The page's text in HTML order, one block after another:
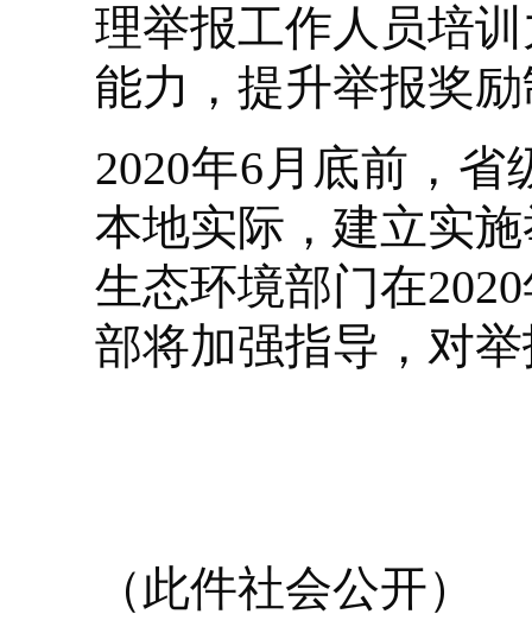
理举报工作人员培
能力，提升举报奖
2020年6月底前，
本地实际，建立实
生态环境部门在
部将加强指导，对
（此件社会公开）